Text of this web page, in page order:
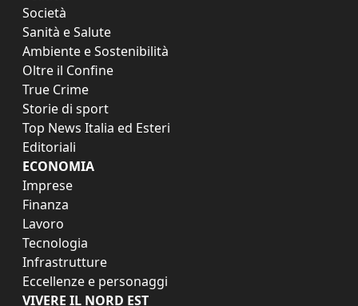
Società
Sanità e Salute
Ambiente e Sostenibilità
Oltre il Confine
True Crime
Storie di sport
Top News Italia ed Esteri
Editoriali
ECONOMIA
Imprese
Finanza
Lavoro
Tecnologia
Infrastrutture
Eccellenze e personaggi
VIVERE IL NORD EST